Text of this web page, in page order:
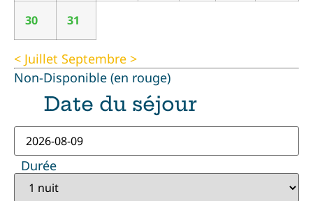
30 31
< Juillet Septembre >
Non-Disponible (en rouge)
Date du séjour
Durée